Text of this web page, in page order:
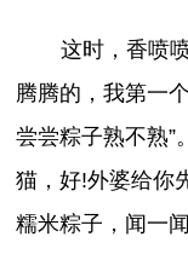
这时，香喷
腾腾的，我第一
尝尝粽子熟不熟”
猫，好!外婆给你
糯米粽子，闻一